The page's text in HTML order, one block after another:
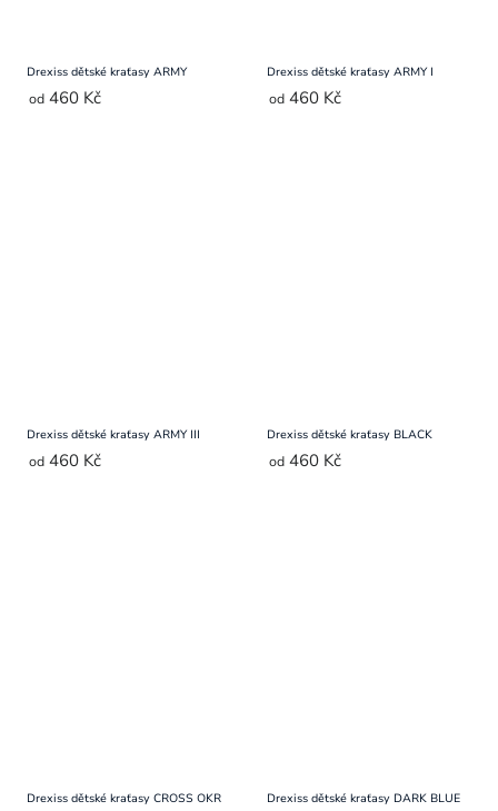
Drexiss dětské kraťasy ARMY
od 460 Kč
Drexiss dětské kraťasy ARMY I
od 460 Kč
Drexiss dětské kraťasy ARMY III
od 460 Kč
Drexiss dětské kraťasy BLACK
od 460 Kč
Drexiss dětské kraťasy CROSS OKR Drexiss dětské kraťasy DARK BLUE